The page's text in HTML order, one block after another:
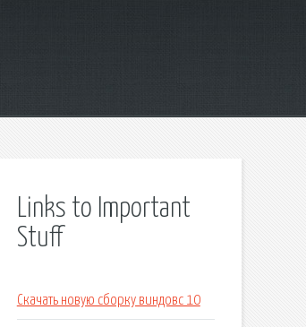
Links to Important
Stuff
Скачать новую сборку виндовс 10